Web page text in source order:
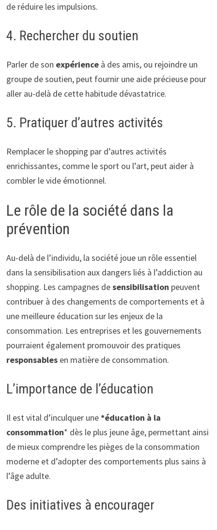
de réduire les impulsions.
4. Rechercher du soutien
Parler de son expérienceà des amis, ou rejoindre un
groupe de soutien, peut fournir une aide précieuse pour
aller au-delà de cette habitude dévastatrice.
5. Pratiquer d’autres activités
Remplacer le shopping par d’autres activités
enrichissantes, comme le sport ou l’art, peut aider à
combler le vide émotionnel.
Le rôle de la société dans la
prévention
Au-delà de l’individu, la société joue un rôle essentiel
dans la sensibilisation aux dangers liés à l’addiction au
shopping. Les campagnes desensibilisation peuvent
contribuer à des changements de comportements et à
une meilleure éducation sur les enjeux de la
consommation. Les entreprises et les gouvernements
pourraient également promouvoir des pratiques
responsablesen matière de consommation.
L’importance de l’éducation
Il est vital d’inculquer une*éducation à la
consommation* dès le plus jeune âge, permettant ainsi
de mieux comprendre les pièges de la consommation
moderne et d’adopter des comportements plus sains à
l’âge adulte.
Des initiatives à encourager